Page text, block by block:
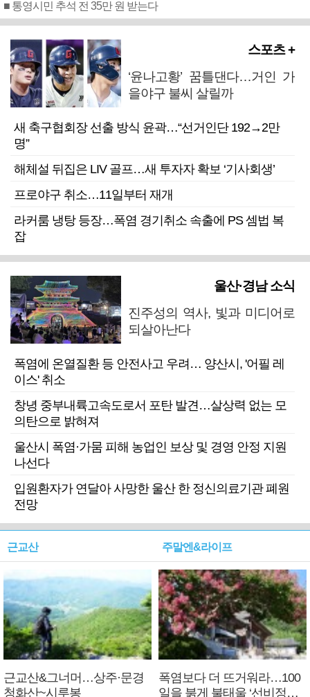
■ 통영시민 추석 전 35만 원 받는다
스포츠 +
‘윤나고황’ 꿈틀댄다…거인 가
을야구 불씨 살릴까
새 축구협회장 선출 방식 윤곽…“선거인단 192→2만
명”
해체설 뒤집은 LIV 골프…새 투자자 확보 ‘기사회생’
프로야구 취소…11일부터 재개
라커룸 냉탕 등장…폭염 경기취소 속출에 PS 셈법 복
잡
울산·경남 소식
진주성의 역사, 빛과 미디어로
되살아난다
폭염에 온열질환 등 안전사고 우려… 양산시, '어필 레
이스' 취소
창녕 중부내륙고속도로서 포탄 발견…살상력 없는 모
의탄으로 밝혀져
울산시 폭염·가뭄 피해 농업인 보상 및 경영 안정 지원
나선다
입원환자가 연달아 사망한 울산 한 정신의료기관 폐원
전망
근교산
근교산&그너머…상주·문경
청화산~시루봉
주말엔&라이프
폭염보다 더 뜨거워라…100
일을 붉게 불태울 ‘선비정신’